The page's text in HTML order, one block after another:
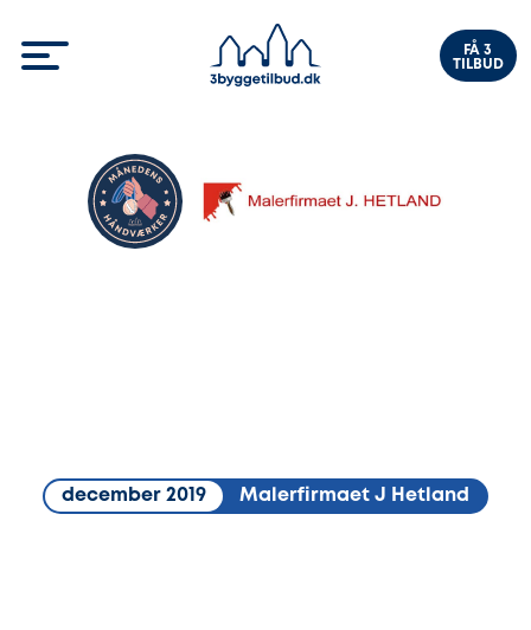
FÅ 3
TILBUD
december 2019 Malerfirmaet J Hetland